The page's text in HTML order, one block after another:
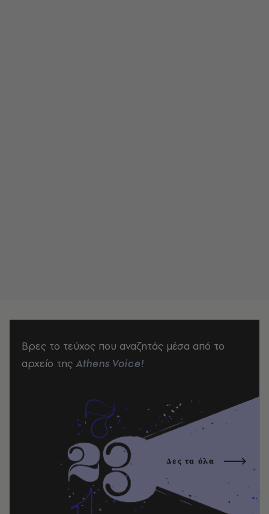
Βρες το τεύχος που αναζητάς μέσα από το
αρχείο της Athens Voice!
Δες τα όλα